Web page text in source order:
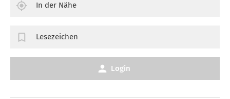
In der Nähe
Lesezeichen
Login